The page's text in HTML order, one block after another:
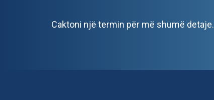
Caktoni një termin për më shumë detaje.